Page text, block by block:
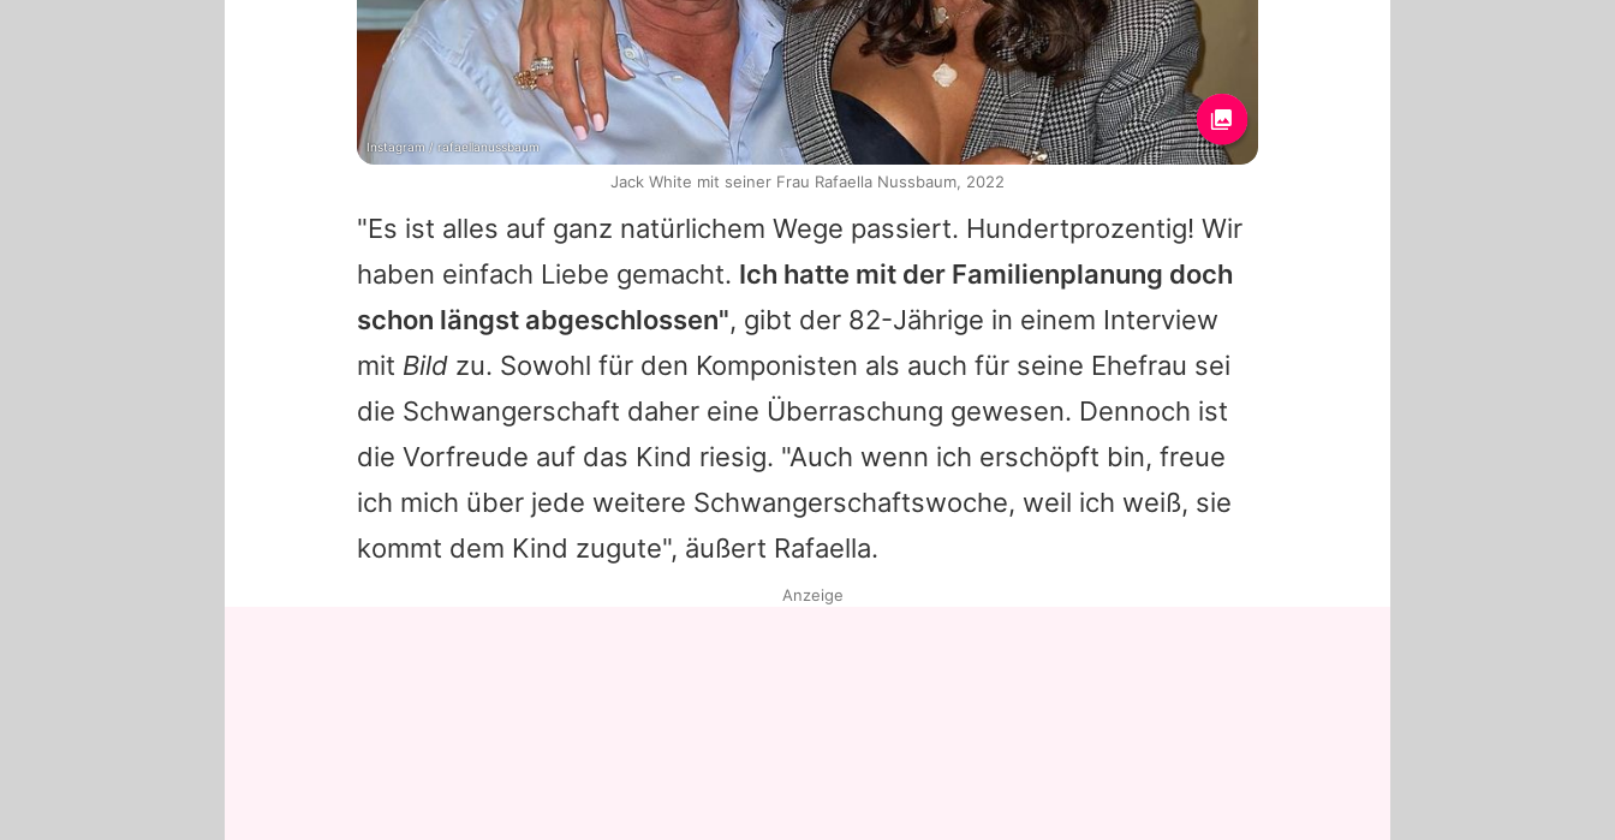
"Es ist alles auf ganz natürlichem Wege passiert. Hundertprozentig! Wir
haben einfach Liebe gemacht. Ich hatte mit der Familienplanung doch
schon längst abgeschlossen", gibt der 82-Jährige in einem Interview
mit Bild zu. Sowohl für den Komponisten als auch für seine Ehefrau sei
die Schwangerschaft daher eine Überraschung gewesen. Dennoch ist
die Vorfreude auf das Kind riesig. "Auch wenn ich erschöpft bin, freue
ich mich über jede weitere Schwangerschaftswoche, weil ich weiß, sie
kommt dem Kind zugute", äußert Rafaella.
Instagram / rafaellanussbaum
Jack White mit seiner Frau Rafaella Nussbaum, 2022
Anzeige